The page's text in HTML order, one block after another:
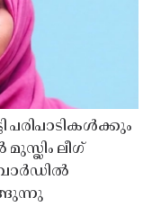
പരിപാടികൾക്കും
ലീഗ്
വാർഡിൽ